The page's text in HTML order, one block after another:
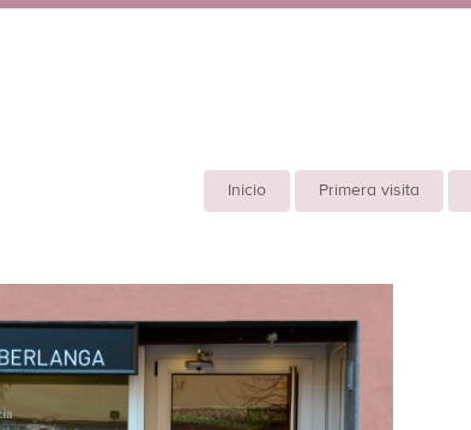
Inicio Primera visita